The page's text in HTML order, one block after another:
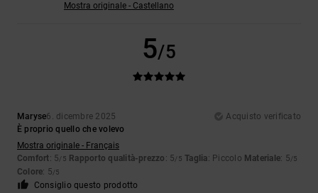
Mostra originale - Castellano
5/5
Maryse6. dicembre 2025
Acquisto verificato
È proprio quello che volevo
Mostra originale - Français
Comfort: 5/5 Rapporto qualità-prezzo : 5/5 Taglia: Piccolo Materiale: 5/5
Colore: 5/5
Consiglio questo prodotto